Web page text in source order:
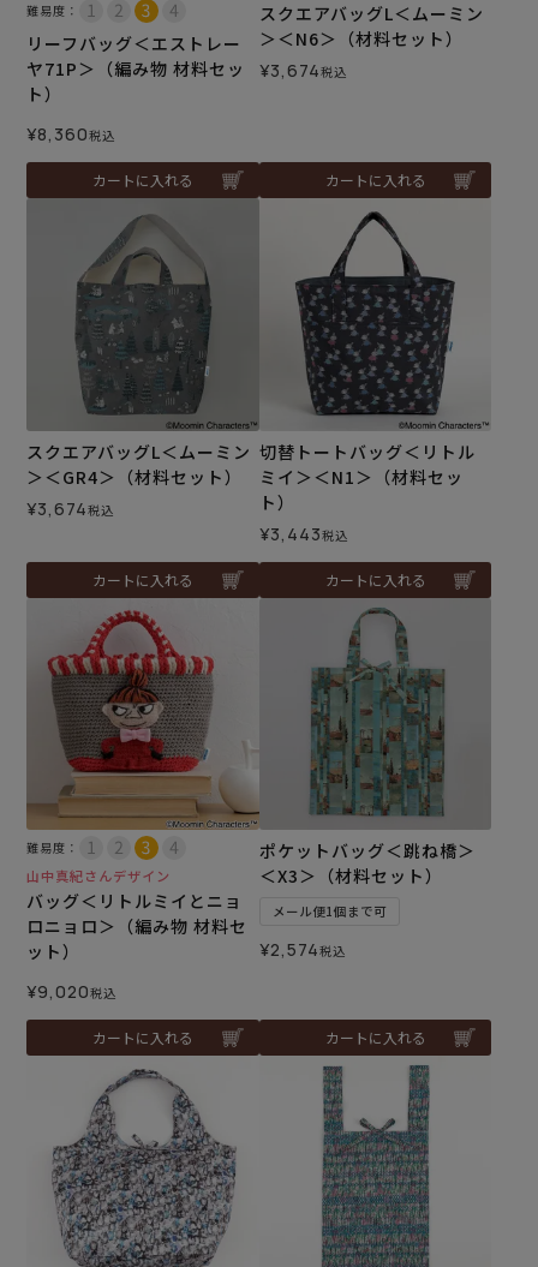
難易度：
リーフバッグ＜エストレー
ヤ71P＞（編み物 材料セッ
ト）
¥8,360税込
カートに入れる
スクエアバッグL＜ムーミン
＞＜N6＞（材料セット）
¥3,674税込
カートに入れる
スクエアバッグL＜ムーミン
＞＜GR4＞（材料セット）
¥3,674税込
カートに入れる
切替トートバッグ＜リトル
ミイ＞＜N1＞（材料セッ
ト）
¥3,443税込
カートに入れる
難易度：
山中真紀さんデザイン
バッグ＜リトルミイとニョ
ロニョロ＞（編み物 材料セ
ット）
¥9,020税込
カートに入れる
ポケットバッグ＜跳ね橋＞
＜X3＞（材料セット）
メール便1個まで可
¥2,574税込
カートに入れる